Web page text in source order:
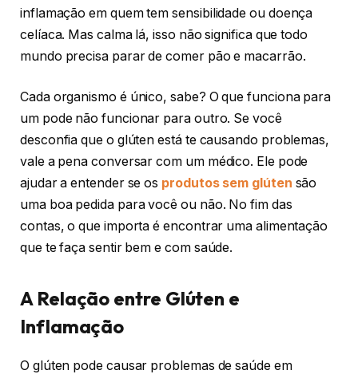
inflamação em quem tem sensibilidade ou doença
celíaca. Mas calma lá, isso não significa que todo
mundo precisa parar de comer pão e macarrão.
Cada organismo é único, sabe? O que funciona para
um pode não funcionar para outro. Se você
desconfia que o glúten está te causando problemas,
vale a pena conversar com um médico. Ele pode
ajudar a entender se os produtos sem glúten são
uma boa pedida para você ou não. No fim das
contas, o que importa é encontrar uma alimentação
que te faça sentir bem e com saúde.
A Relação entre Glúten e
Inflamação
O glúten pode causar problemas de saúde em